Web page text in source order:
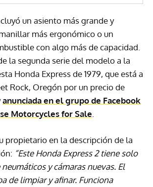
un asiento más grande y
más ergonómico o un
con algo más de capacidad.
la segunda serie del modelo a la
Honda Express de 1979, que está a
Rock, Oregón por un precio de
anunciada en el grupo de Facebook
Motorcycles for Sale
propietario en la descripción de la
“Este Honda Express 2 tiene solo
y cámaras nuevas. El
de limpiar y afinar. Funciona